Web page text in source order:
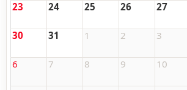
23 24 25 26 27
30 31 1 2 3
6 7 8 9 10